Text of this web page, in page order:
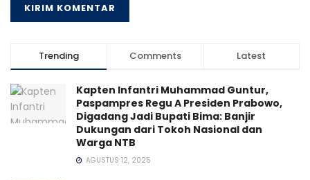
Trending Comments Latest
Kapten Infantri Muhammad Guntur,
Paspampres Regu A Presiden Prabowo,
Digadang Jadi Bupati Bima: Banjir
Dukungan dari Tokoh Nasional dan
Warga NTB
AGUSTUS 12, 2025